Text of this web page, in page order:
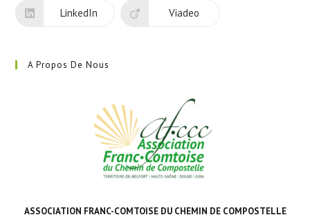
LinkedIn Viadeo
A Propos De Nous
ASSOCIATION FRANC-COMTOISE DU CHEMIN DE COMPOSTELLE